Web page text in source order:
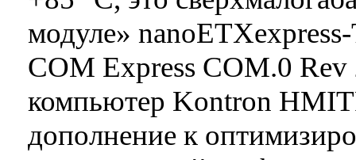
модуле»
COM Express COM.0
компьютер Kontron
дополнение к